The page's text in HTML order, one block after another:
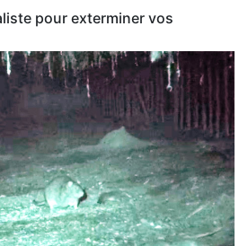
pour exterminer vos